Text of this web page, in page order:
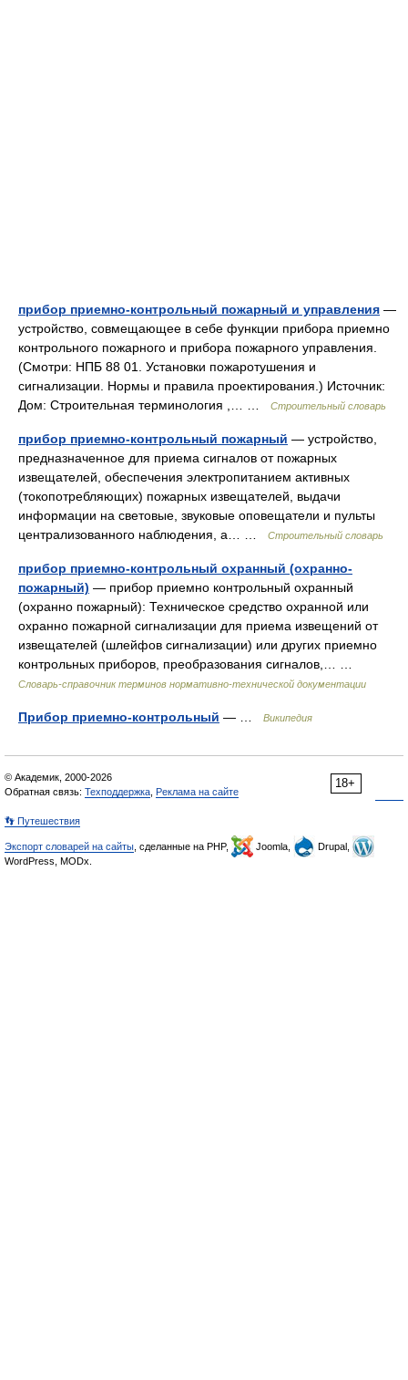
прибор приемно-контрольный пожарный и управления —
устройство, совмещающее в себе функции прибора приемно
контрольного пожарного и прибора пожарного управления.
(Смотри: НПБ 88 01. Установки пожаротушения и
сигнализации. Нормы и правила проектирования.) Источник:
Дом: Строительная терминология ,… …
Строительный словарь
прибор приемно-контрольный пожарный — устройство,
предназначенное для приема сигналов от пожарных
извещателей, обеспечения электропитанием активных
(токопотребляющих) пожарных извещателей, выдачи
информации на световые, звуковые оповещатели и пульты
централизованного наблюдения, а… …
Строительный словарь
прибор приемно-контрольный охранный (охранно-
пожарный) — прибор приемно контрольный охранный
(охранно пожарный): Техническое средство охранной или
охранно пожарной сигнализации для приема извещений от
извещателей (шлейфов сигнализации) или других приемно
контрольных приборов, преобразования сигналов,… …
Словарь-справочник терминов нормативно-технической документации
Прибор приемно-контрольный — … Википедия
18+
© Академик, 2000-2026
Обратная связь: Техподдержка Реклама на сайте
👣 Путешествия
Экспорт словарей на сайты , сделанные на PHP, Joomla,
Drupal,
WordPress, MODx.